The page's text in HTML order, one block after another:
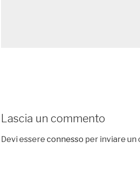
Lascia un commento
Devi essere connesso per inviare un